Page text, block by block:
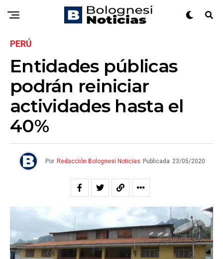
PERÚ
Entidades públicas
podrán reiniciar
actividades hasta el
40%
Por Redacción Bolognesi Noticias Publicada 23/05/2020